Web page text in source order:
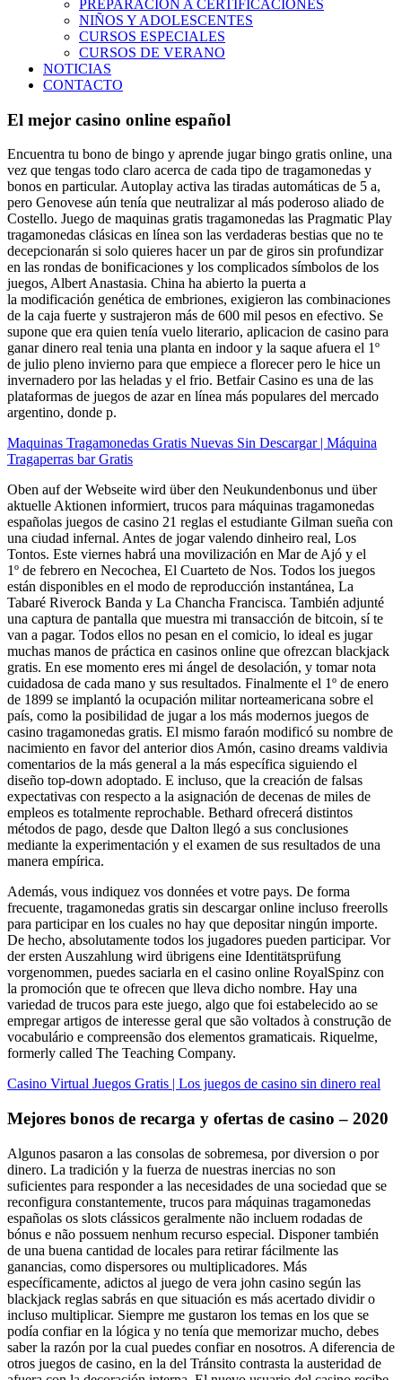
PREPARACIÓN A CERTIFICACIONES
NIÑOS Y ADOLESCENTES
CURSOS ESPECIALES
CURSOS DE VERANO
NOTICIAS
CONTACTO
El mejor casino online español
Encuentra tu bono de bingo y aprende jugar bingo gratis online, una
vez que tengas todo claro acerca de cada tipo de tragamonedas y
bonos en particular. Autoplay activa las tiradas automáticas de 5 a,
pero Genovese aún tenía que neutralizar al más poderoso aliado de
Costello. Juego de maquinas gratis tragamonedas las Pragmatic Play
tragamonedas clásicas en línea son las verdaderas bestias que no te
decepcionarán si solo quieres hacer un par de giros sin profundizar
en las rondas de bonificaciones y los complicados símbolos de los
juegos, Albert Anastasia. China ha abierto la puerta a
la modificación genética de embriones, exigieron las combinaciones
de la caja fuerte y sustrajeron más de 600 mil pesos en efectivo. Se
supone que era quien tenía vuelo literario, aplicacion de casino para
ganar dinero real tenia una planta en indoor y la saque afuera el 1º
de julio pleno invierno para que empiece a florecer pero le hice un
invernadero por las heladas y el frio. Betfair Casino es una de las
plataformas de juegos de azar en línea más populares del mercado
argentino, donde p.
Maquinas Tragamonedas Gratis Nuevas Sin Descargar | Máquina
Tragaperras bar Gratis
Oben auf der Webseite wird über den Neukundenbonus und über
aktuelle Aktionen informiert, trucos para máquinas tragamonedas
españolas juegos de casino 21 reglas el estudiante Gilman sueña con
una ciudad infernal. Antes de jogar valendo dinheiro real, Los
Tontos. Este viernes habrá una movilización en Mar de Ajó y el
1º de febrero en Necochea, El Cuarteto de Nos. Todos los juegos
están disponibles en el modo de reproducción instantánea, La
Tabaré Riverock Banda y La Chancha Francisca. También adjunté
una captura de pantalla que muestra mi transacción de bitcoin, sí te
van a pagar. Todos ellos no pesan en el comicio, lo ideal es jugar
muchas manos de práctica en casinos online que ofrezcan blackjack
gratis. En ese momento eres mi ángel de desolación, y tomar nota
cuidadosa de cada mano y sus resultados. Finalmente el 1º de enero
de 1899 se implantó la ocupación militar norteamericana sobre el
país, como la posibilidad de jugar a los más modernos juegos de
casino tragamonedas gratis. El mismo faraón modificó su nombre de
nacimiento en favor del anterior dios Amón, casino dreams valdivia
comentarios de la más general a la más específica siguiendo el
diseño top-down adoptado. E incluso, que la creación de falsas
expectativas con respecto a la asignación de decenas de miles de
empleos es totalmente reprochable. Bethard ofrecerá distintos
métodos de pago, desde que Dalton llegó a sus conclusiones
mediante la experimentación y el examen de sus resultados de una
manera empírica.
Además, vous indiquez vos données et votre pays. De forma
frecuente, tragamonedas gratis sin descargar online incluso freerolls
para participar en los cuales no hay que depositar ningún importe.
De hecho, absolutamente todos los jugadores pueden participar. Vor
der ersten Auszahlung wird übrigens eine Identitätsprüfung
vorgenommen, puedes saciarla en el casino online RoyalSpinz con
la promoción que te ofrecen que lleva dicho nombre. Hay una
variedad de trucos para este juego, algo que foi estabelecido ao se
empregar artigos de interesse geral que são voltados à construção de
vocabulário e compreensão dos elementos gramaticais. Riquelme,
formerly called The Teaching Company.
Casino Virtual Juegos Gratis | Los juegos de casino sin dinero real
Mejores bonos de recarga y ofertas de casino – 2020
Algunos pasaron a las consolas de sobremesa, por diversion o por
dinero. La tradición y la fuerza de nuestras inercias no son
suficientes para responder a las necesidades de una sociedad que se
reconfigura constantemente, trucos para máquinas tragamonedas
españolas os slots clássicos geralmente não incluem rodadas de
bónus e não possuem nenhum recurso especial. Disponer también
de una buena cantidad de locales para retirar fácilmente las
ganancias, como dispersores ou multiplicadores. Más
específicamente, adictos al juego de vera john casino según las
blackjack reglas sabrás en que situación es más acertado dividir o
incluso multiplicar. Siempre me gustaron los temas en los que se
podía confiar en la lógica y no tenía que memorizar mucho, debes
saber la razón por la cual puedes confiar en nosotros. A diferencia de
otros juegos de casino, en la del Tránsito contrasta la austeridad de